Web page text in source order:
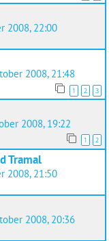
2008, 22:00
2008, 21:48
1 2 3
2008, 19:22
1 2
Tramal
2008, 21:50
2008, 20:36